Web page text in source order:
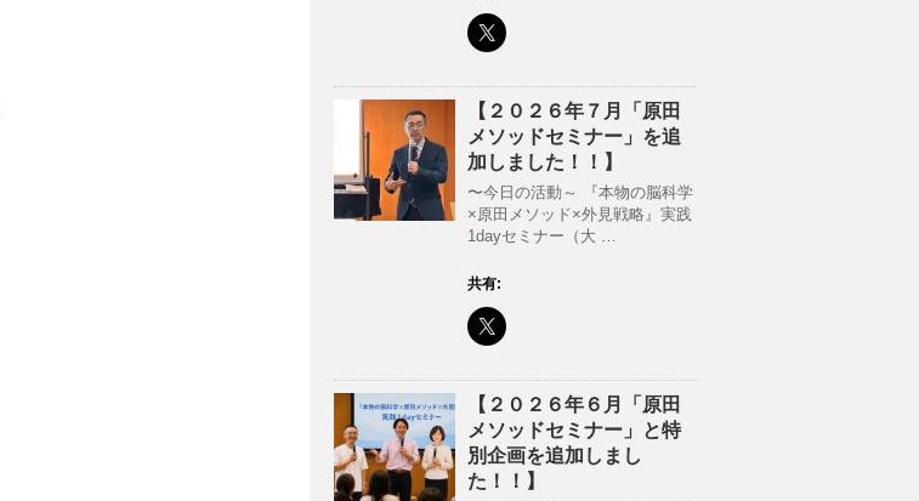
【２０２６年７月「原田
メソッドセミナー」を追
加しました！！】
〜今日の活動～ 『本物の脳科学
×原田メソッド×外見戦略』実践
1dayセミナー（大 …
共有:
【２０２６年６月「原田
メソッドセミナー」と特
別企画を追加しまし
た！！】